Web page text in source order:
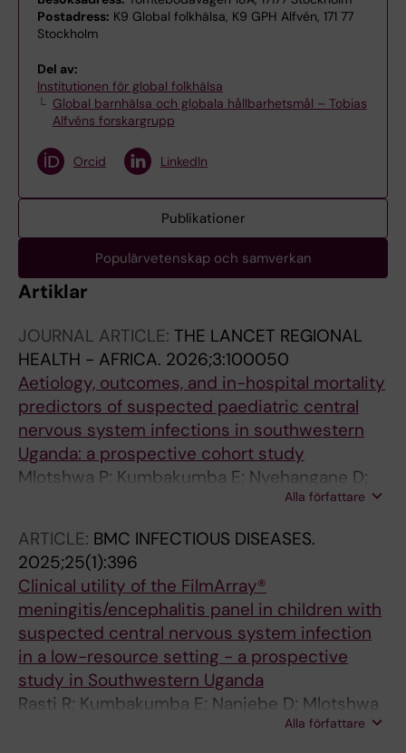
Postadress: K9 Global folkhälsa, K9 GPH Alfvén, 171 77
Stockholm
Del av:
Institutionen för global folkhälsa
Global barnhälsa och globala hållbarhetsmål – Tobias
Alfvéns forskargrupp
Orcid LinkedIn
Publikationer
Populärvetenskap och samverkan
Artiklar
JOURNAL ARTICLE: THE LANCET REGIONAL
HEALTH - AFRICA. 2026;3:100050
Aetiology, outcomes, and in-hospital mortality
predictors of suspected paediatric central
nervous system infections in southwestern
Uganda: a prospective cohort study
Mlotshwa P; Kumbakumba E; Nyehangane D;
Rasti R; Migisha R; Nassejje M; Nanjebe D;
Gaudenzi G
Alla författare
ARTICLE: BMC INFECTIOUS DISEASES.
2025;25(1):396
Clinical utility of the FilmArray®
meningitis/encephalitis panel in children with
suspected central nervous system infection
in a low-resource setting - a prospective
study in Southwestern Uganda
Rasti R; Kumbakumba E; Nanjebe D; Mlotshwa
P; Nassejje M; Mzee J; Businge S; Akankwasa
Alla författare